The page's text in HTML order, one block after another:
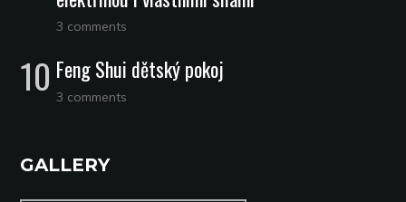
3 comments
Feng Shui dětský pokoj
3 comments
GALLERY